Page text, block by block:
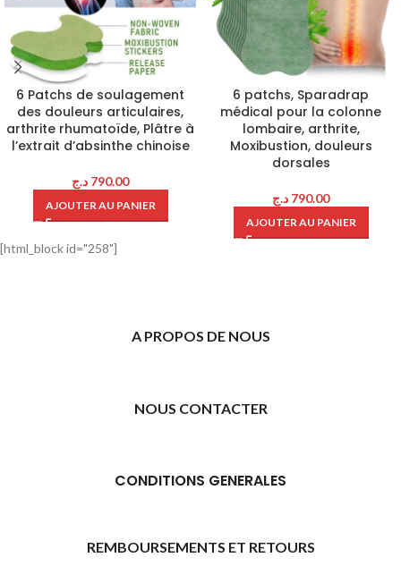
6 Patchs de soulagement
des douleurs articulaires,
arthrite rhumatoïde, Plâtre à
l’extrait d’absinthe chinoise
790.00 د.ج
AJOUTER AU PANIER
6 patchs, Sparadrap
médical pour la colonne
lombaire, arthrite,
Moxibustion, douleurs
dorsales
790.00 د.ج
AJOUTER AU PANIER
[html_block id="258"]
A PROPOS DE NOUS
NOUS CONTACTER
CONDITIONS GENERALES
REMBOURSEMENTS ET RETOURS